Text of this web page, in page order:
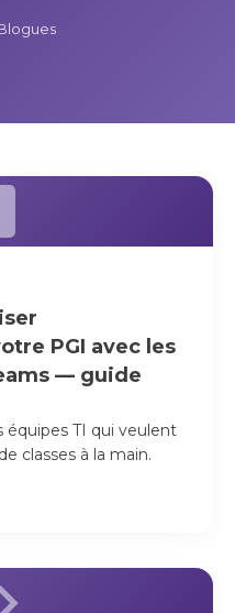
PGI avec les
— guide
équipes TI qui veulent
classes à la main.